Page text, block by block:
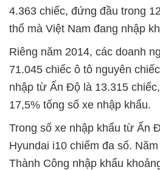
4.363 chiếc, đứng đầu trong
thổ mà Việt Nam đang nhập
Riêng năm 2014, các doanh
71.045 chiếc ô tô nguyên
nhập từ Ấn Độ là 13.315
17,5% tổng số xe nhập khẩu.
Trong số xe nhập khẩu từ Ấn
Hyundai i10 chiếm đa số.
Thành Công nhập khẩu